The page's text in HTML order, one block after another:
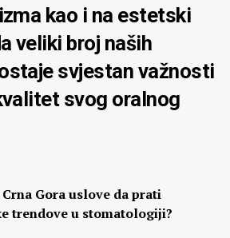
kao i na estetski
veliki broj naših
svjestan važnosti
svog oralnog
Gora uslove da prati
trendove u stomatologiji?